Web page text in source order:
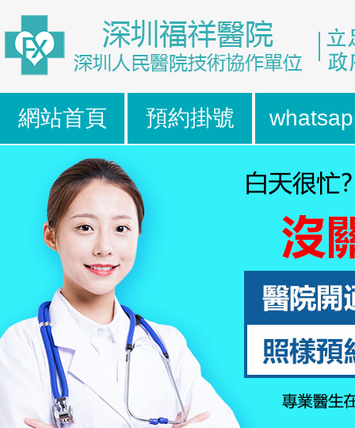
網站首頁 預約掛號